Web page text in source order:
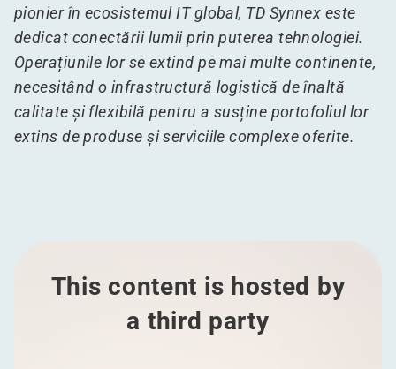
pionier în ecosistemul IT global, TD Synnex este
dedicat conectării lumii prin puterea tehnologiei.
Operațiunile lor se extind pe mai multe continente,
necesitând o infrastructură logistică de înaltă
calitate și flexibilă pentru a susține portofoliul lor
extins de produse și serviciile complexe oferite.
This content is hosted by
a third party